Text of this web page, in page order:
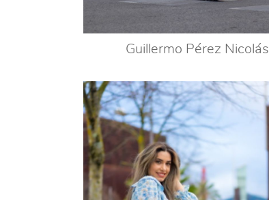
Guillermo Pérez Nicolás